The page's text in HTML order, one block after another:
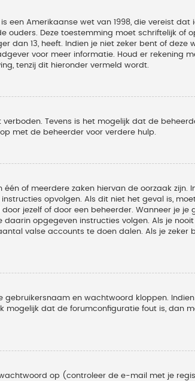
een Amerikaanse wet van 1998, die vereist
ouders. Deze toestemming moet schriftelijk of
dan 13, heeft. Indien je niet zeker bent of
voor meer informatie. Houd er rekening
tenzij dit hieronder vermeld wordt.
Tevens is het mogelijk dat de
met de beheerder voor verdere hulp.
of meerdere zaken hiervan de oorzaak zijn.
opvolgen. Als dit niet het geval is,
jezelf of door een beheerder. Wanneer je je
opgegeven instructies volgen. Als je
valse accounts te doen dalen. Als je
en wachtwoord kloppen.
mogelijk dat de forumconfiguratie fout is, dan
op (controleer de e-mail met je